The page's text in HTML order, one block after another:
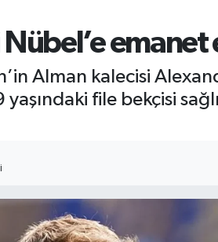
Alman kalecisi
yaşındaki file bekçisi